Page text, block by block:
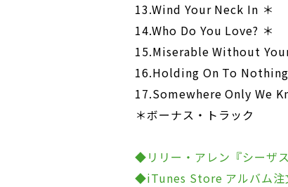
13.Wind Your Neck In ＊
14.Who Do You Love? ＊
15.Miserable Without
16.Holding On To
17.Somewhere Only We
＊ボーナス・トラック
◆リリー・アレン『シーザ
◆iTunes Store アルバム注